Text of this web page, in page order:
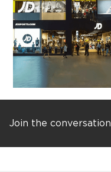
Join the conversation